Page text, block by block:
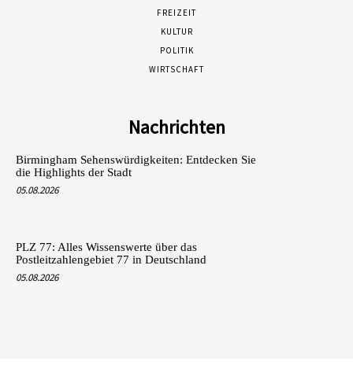
FREIZEIT
KULTUR
POLITIK
WIRTSCHAFT
Nachrichten
Birmingham Sehenswürdigkeiten: Entdecken Sie
die Highlights der Stadt
05.08.2026
PLZ 77: Alles Wissenswerte über das
Postleitzahlengebiet 77 in Deutschland
05.08.2026